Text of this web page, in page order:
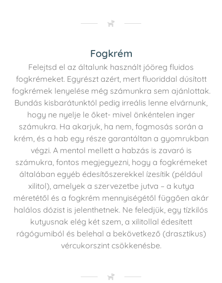
Fogkrém
Felejtsd el az általunk használt jóöreg fluidos
fogkrémeket. Egyrészt azért, mert fluoriddal dúsított
fogkrémek lenyelése még számunkra sem ajánlottak.
Bundás kisbarátunktól pedig irreális lenne elvárnunk,
hogy ne nyelje le őket- mivel önkéntelen inger
számukra. Ha akarjuk, ha nem, fogmosás során a
krém, és a hab egy része garantáltan a gyomrukban
végzi. A mentol mellett a habzás is zavaró is
számukra, fontos megjegyezni, hogy a fogkrémeket
általában egyéb édesítőszerekkel ízesítik (például
xilitol), amelyek a szervezetbe jutva – a kutya
méretétől és a fogkrém mennyiségétől függően akár
halálos dózist is jelenthetnek. Ne feledjük, egy tízkilós
kutyusnak elég két szem, a xilitollal édesített
rágógumiból és belehal a bekövetkező (drasztikus)
vércukorszint csökkenésbe.